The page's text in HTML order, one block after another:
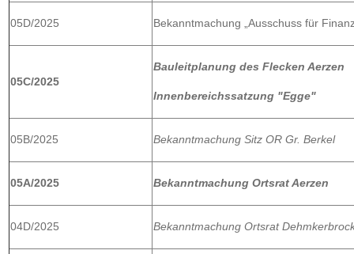
05D/2025 Bekanntmachung „Ausschuss für
05C/2025
Bauleitplanung des Flecken Aerzen
Innenbereichssatzung "Egge"
05B/2025 Bekanntmachung Sitz OR Gr. Berkel
05A/2025 Bekanntmachung Ortsrat Aerzen
04D/2025 Bekanntmachung Ortsrat